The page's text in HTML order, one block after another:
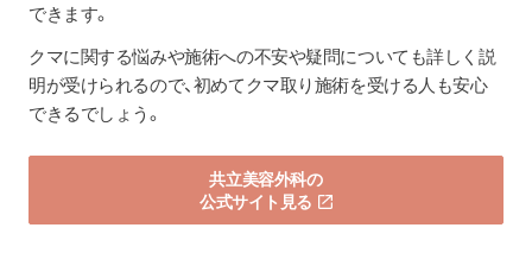
できます。
クマに関する悩みや施術への不安や疑問についても詳しく説
明が受けられるので、初めてクマ取り施術を受ける人も安心
できるでしょう。
共立美容外科の
公式サイト見る